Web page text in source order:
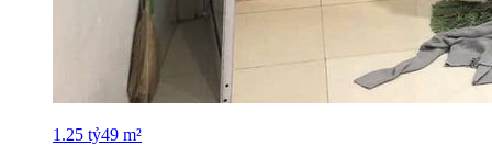
1.25 tỷ49 m²